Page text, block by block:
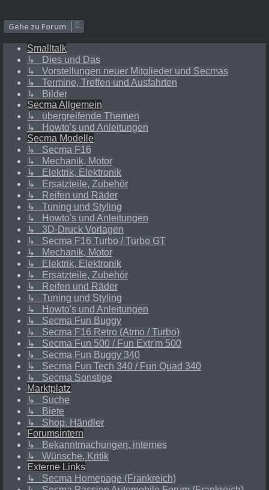
Gehe zu Forum
Smalltalk
↳ Dies und Das
↳ Vorstellungen neuer Mitglieder und Secmas
↳ Termine, Treffen und Ausfahrten
↳ Bilder
Secma Allgemein
↳ übergreifende Themen
↳ Howto's und Anleitungen
Secma Modelle
↳ Secma F16
↳ Mechanik, Motor
↳ Elektrik, Elektronik
↳ Ersatzteile, Zubehör
↳ Reifen und Räder
↳ Tuning und Styling
↳ Howto's und Anleitungen
↳ 3D-Druck Vorlagen
↳ Secma F16 Turbo / Turbo GT
↳ Mechanik, Motor
↳ Elektrik, Elektronik
↳ Ersatzteile, Zubehör
↳ Reifen und Räder
↳ Tuning und Styling
↳ Howto's und Anleitungen
↳ Secma Fun Buggy
↳ Secma F16 Retro (Atmo / Turbo)
↳ Secma Fun 500 / Fun Extr'm 500
↳ Secma Fun Buggy 340
↳ Secma Fun Tech 340 / Fun Quad 340
↳ Secma Sonstige
Marktplatz
↳ Suche
↳ Biete
↳ Shop, Händler
Forumsintern
↳ Bekanntmachungen, internes
↳ Wünsche, Kritik
Externe Links
↳ Secma Homepage (Frankreich)